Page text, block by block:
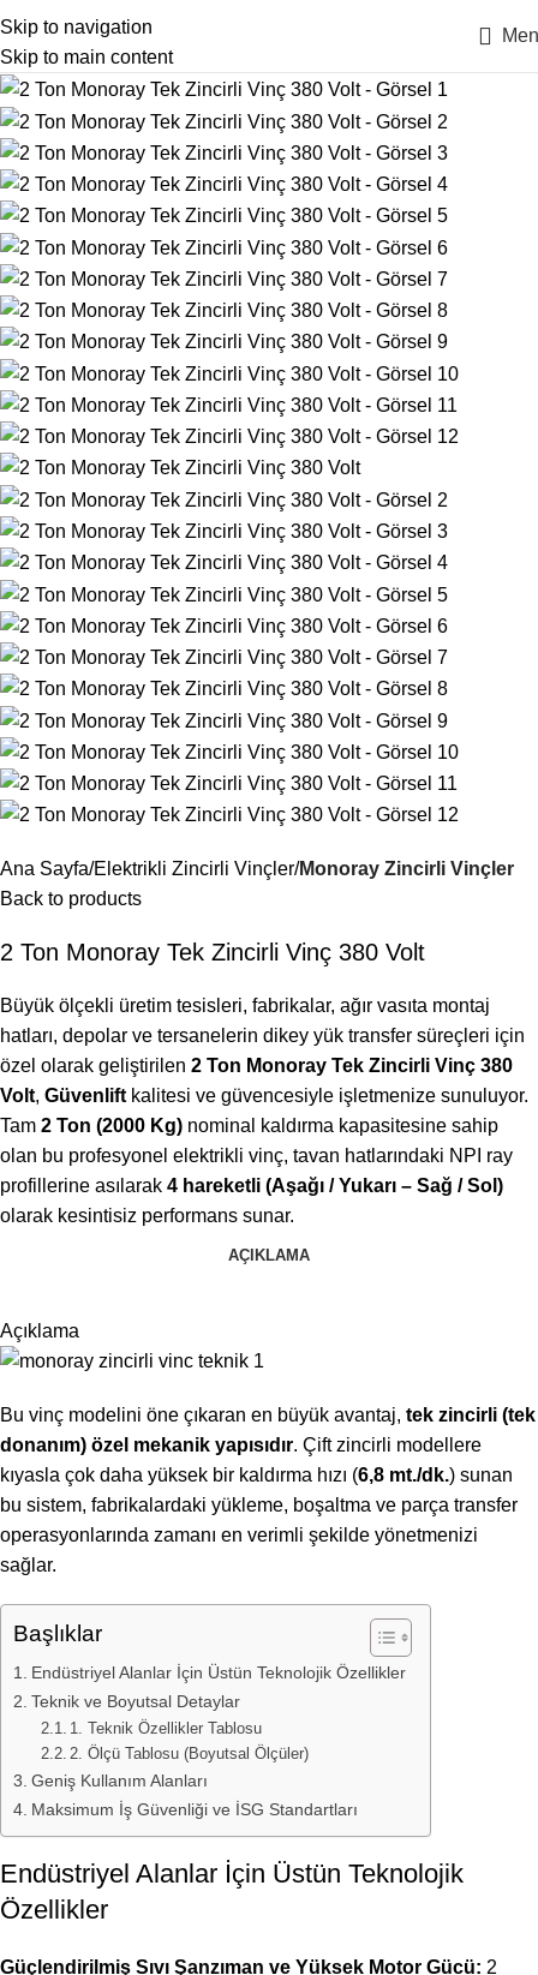
Skip to navigation
Skip to main content
Ana Sayfa Elektrikli Zincirli Vinçler Monoray Zincirli Vinçler
Back to products
2 Ton Monoray Tek Zincirli Vinç 380 Volt
Büyük ölçekli üretim tesisleri, fabrikalar, ağır vasıta montaj
hatları, depolar ve tersanelerin dikey yük transfer süreçleri için
özel olarak geliştirilen 2 Ton Monoray Tek Zincirli Vinç 380
Volt, Güvenlift kalitesi ve güvencesiyle işletmenize sunuluyor.
Tam 2 Ton (2000 Kg) nominal kaldırma kapasitesine sahip
olan bu profesyonel elektrikli vinç, tavan hatlarındaki NPI ray
profillerine asılarak 4 hareketli (Aşağı / Yukarı – Sağ / Sol)
olarak kesintisiz performans sunar.
AÇIKLAMA
Açıklama
Bu vinç modelini öne çıkaran en büyük avantaj, tek zincirli (tek
donanım) özel mekanik yapısıdır. Çift zincirli modellere
kıyasla çok daha yüksek bir kaldırma hızı (6,8 mt./dk.) sunan
bu sistem, fabrikalardaki yükleme, boşaltma ve parça transfer
operasyonlarında zamanı en verimli şekilde yönetmenizi
sağlar.
Başlıklar
Endüstriyel Alanlar İçin Üstün Teknolojik Özellikler
Teknik ve Boyutsal Detaylar
1. Teknik Özellikler Tablosu
2. Ölçü Tablosu (Boyutsal Ölçüler)
Geniş Kullanım Alanları
Maksimum İş Güvenliği ve İSG Standartları
Endüstriyel Alanlar İçin Üstün Teknolojik
Özellikler
Güçlendirilmiş Sıvı Şanzıman ve Yüksek Motor Gücü: 2